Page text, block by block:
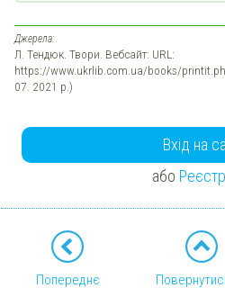
Джерела:
Л. Тендюк. Твори. Вебсайт: URL:
https://www.ukrlib.com.ua/books/
07. 2021 р.)
Вхід на
або
Попереднє